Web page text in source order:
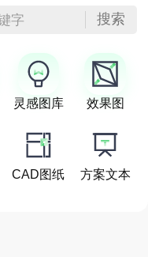
字 搜索
灵感图库 效果图
CAD图纸 方案文本